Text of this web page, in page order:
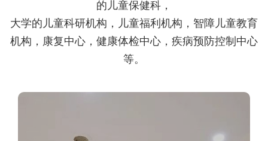
的儿童保健科，
大学的儿童科研机构，儿童福利机构，智障儿童教育
机构，康复中心，健康体检中心，疾病预防控制中心
等。